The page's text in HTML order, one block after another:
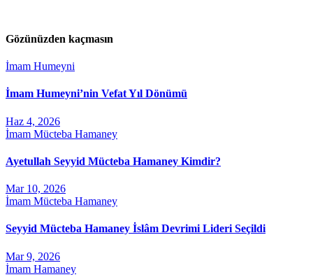
Gözünüzden kaçmasın
İmam Humeyni
İmam Humeyni’nin Vefat Yıl Dönümü
Haz 4, 2026
İmam Mücteba Hamaney
Ayetullah Seyyid Mücteba Hamaney Kimdir?
Mar 10, 2026
İmam Mücteba Hamaney
Seyyid Mücteba Hamaney İslâm Devrimi Lideri Seçildi
Mar 9, 2026
İmam Hamaney